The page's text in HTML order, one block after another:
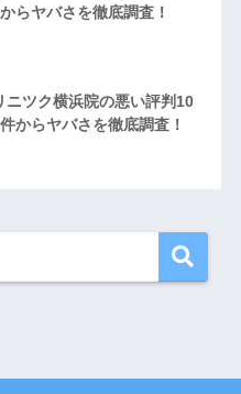
らヤバさを徹底調査！
ニツク横浜院の悪い評判10
からヤバさを徹底調査！